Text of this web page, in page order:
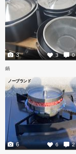
3 0
3
鍋
ノーブランド
6 2
6